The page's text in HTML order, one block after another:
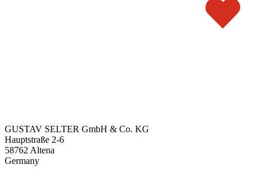
GUSTAV SELTER GmbH & Co. KG
Hauptstraße 2-6
58762 Altena
Germany